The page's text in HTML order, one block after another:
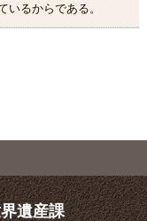
いるからである。
遺産課